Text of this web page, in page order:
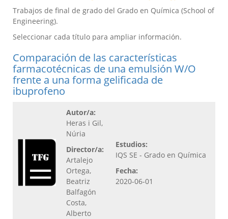
Trabajos de final de grado del Grado en Química (School of
Engineering).
Seleccionar cada título para ampliar información.
Comparación de las características
farmacotécnicas de una emulsión W/O
frente a una forma gelificada de
ibuprofeno
Autor/a:
Heras i Gil,
Núria
Director/a:
Artalejo
Ortega,
Beatriz
Balfagón
Costa,
Alberto
Estudios:
IQS SE - Grado en Química
Fecha:
2020-06-01